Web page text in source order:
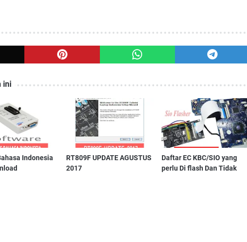
ini
Indonesia
RT809F UPDATE AGUSTUS
2017
Daftar EC KBC/SIO yang
perlu Di flash Dan Tidak